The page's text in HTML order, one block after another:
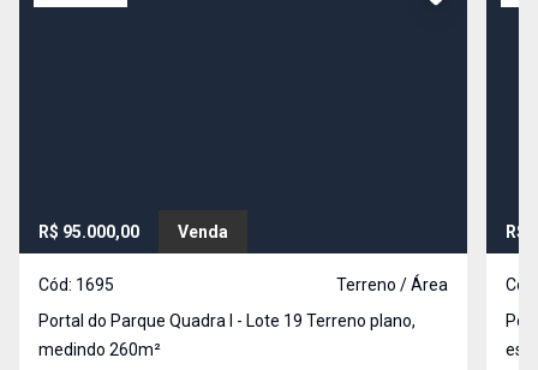
R$ 95.000,00 Venda
Cód: 1695
Terreno / Área
Portal do Parque Quadra I - Lote 19 Terreno plano,
medindo 260m²
R$